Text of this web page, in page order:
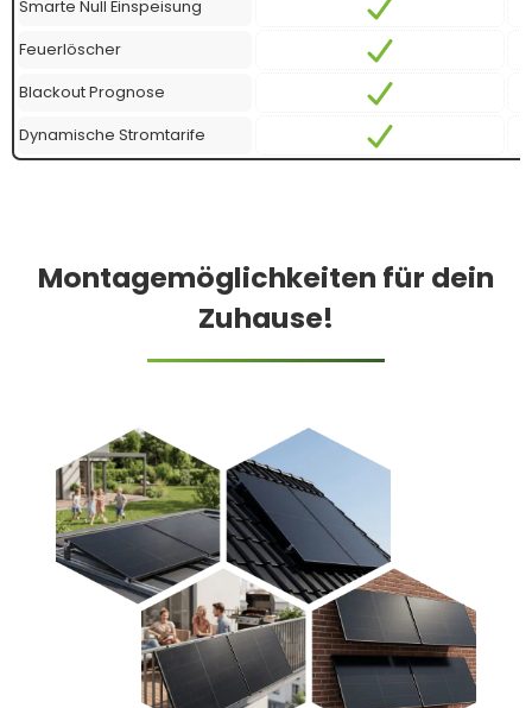
Smarte Null Einspeisung
Feuerlöscher
Blackout Prognose
Dynamische Stromtarife
Montagemöglichkeiten für dein
Zuhause!